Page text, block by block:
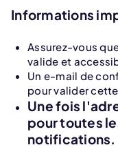
Informations
Assurez-vous
valide et
Un e-mail de
pour valider
Une fois
pour toutes
notifications.